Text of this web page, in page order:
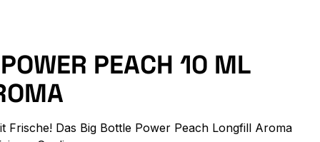
PEACH 10 ML
Frische! Das Big Bottle Power Peach Longfill Aroma